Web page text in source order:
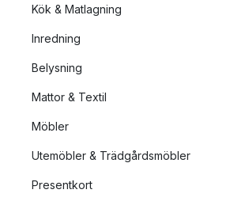
Kök & Matlagning
Inredning
Belysning
Mattor & Textil
Möbler
Utemöbler & Trädgårdsmöbler
Presentkort